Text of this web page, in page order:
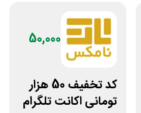
50,000
کد تخفیف 50 هزار
تومانی اکانت تلگرام